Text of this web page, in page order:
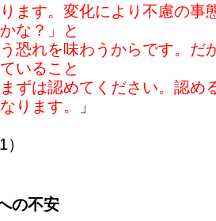
す。変化により不慮の事
な？」と
れを味わうからです。だ
いること
は認めてください。認め
ります。
」
）
の不安